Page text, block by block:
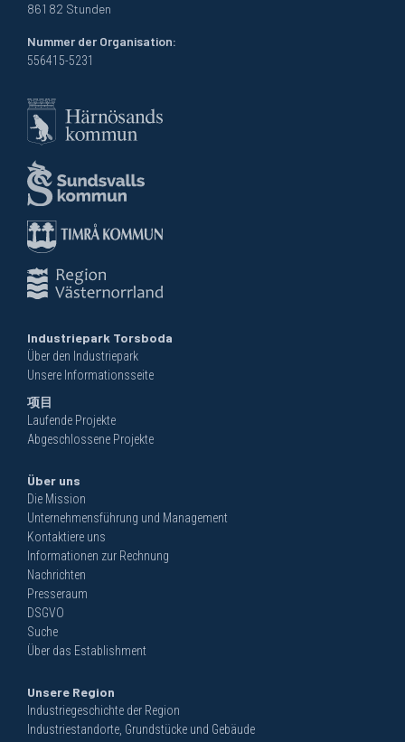
861 82 Stunden
Nummer der Organisation:
556415-5231
Industriepark Torsboda
Über den Industriepark
Unsere Informationsseite
项目
Laufende Projekte
Abgeschlossene Projekte
Über uns
Die Mission
Unternehmensführung und Management
Kontaktiere uns
Informationen zur Rechnung
Nachrichten
Presseraum
DSGVO
Suche
Über das Establishment
Unsere Region
Industriegeschichte der Region
Industriestandorte, Grundstücke und Gebäude